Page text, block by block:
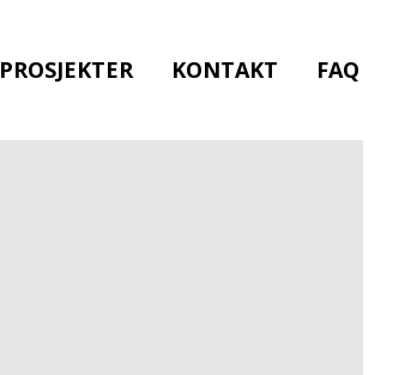
PROSJEKTER KONTAKT FAQ